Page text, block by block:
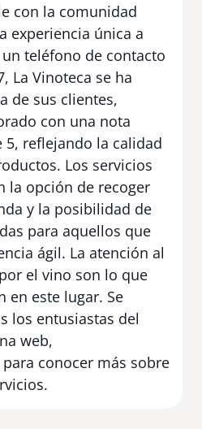
con la comunidad
experiencia única a
teléfono de contacto
La Vinoteca se ha
de sus clientes,
con una nota
5, reflejando la calidad
Los servicios
la opción de recoger
y la posibilidad de
para aquellos que
ágil. La atención al
el vino son lo que
en este lugar. Se
los entusiastas del
web,
conocer más sobre